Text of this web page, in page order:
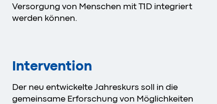
Versorgung von Menschen mit T1D integriert
werden können.
Intervention
Der neu entwickelte Jahreskurs soll in die
gemeinsame Erforschung von Möglichkeiten